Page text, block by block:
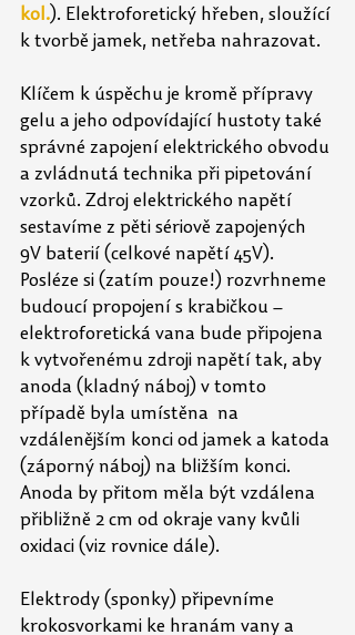
kol.). Elektroforetický hřeben, sloužící
k tvorbě jamek, netřeba nahrazovat.
Klíčem k úspěchu je kromě přípravy
gelu a jeho odpovídající hustoty také
správné zapojení elektrického obvodu
a zvládnutá technika při pipetování
vzorků. Zdroj elektrického napětí
sestavíme z pěti sériově zapojených
9V baterií (celkové napětí 45V).
Posléze si (zatím pouze!) rozvrhneme
budoucí propojení s krabičkou –
elektroforetická vana bude připojena
k vytvořenému zdroji napětí tak, aby
anoda (kladný náboj) v tomto
případě byla umístěna  na
vzdálenějším konci od jamek a katoda
(záporný náboj) na bližším konci.
Anoda by přitom měla být vzdálena
přibližně 2 cm od okraje vany kvůli
oxidaci (viz rovnice dále).
Elektrody (sponky) připevníme
krokosvorkami ke hranám vany a